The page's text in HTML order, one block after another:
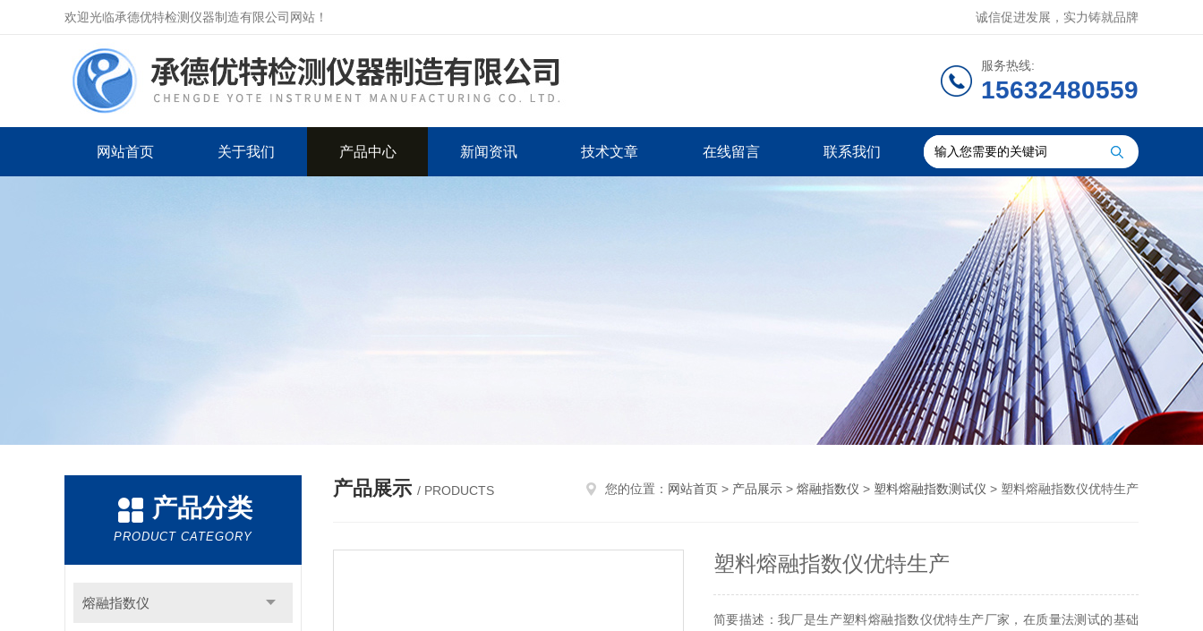
欢迎光临承德优特检测仪器制造有限公司网站！ 诚信促进发展，实力铸就品牌
服务热线:
15632480559
网站首页 关于我们 产品中心 新闻资讯 技术文章 在线留言 联系我们
产品分类
PRODUCT CATEGORY
熔融指数仪
产品展示 / PRODUCTS 您的位置： 网站首页 > 产品展示 > 熔融指数仪 > 塑料熔融指数测试仪 > 塑料熔融指数仪优特生产
塑料熔融指数仪优特生产
简要描述：我厂是生产塑料熔融指数仪优特生产厂家，在质量法测试的基础